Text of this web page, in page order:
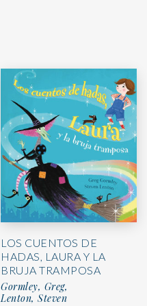
LOS CUENTOS DE
HADAS, LAURA Y LA
BRUJA TRAMPOSA
Gormley, Greg,
Lenton, Steven